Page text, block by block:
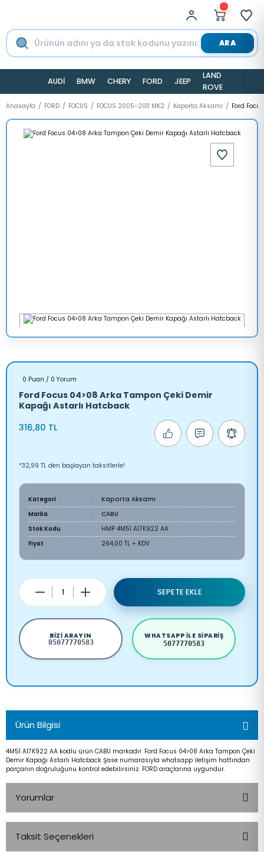
ARA
AUDİ BMW CHERY FORD JEEP
LAND
ROVER
Anasayfa FORD FOCUS FOCUS 2005-2011 MK2 Kaporta Aksamı Ford
0 Puan / 0 Yorum
Ford Focus 04>08 Arka Tampon Çeki Demir
Kapağı Astarlı Hatcback
316,80 TL
*32,99 TL den başlayan taksitlerle!
Kategori
Kaporta Aksamı
Marka
CABU
Stok Kodu
HMP 4M51 A17K922 AA
Fiyat
264,00 TL + KDV
SEPETE EKLE
BIZI ARAYIN
05077770583
WHATSAPP ILE SIPARIŞ
5077770583
Ürün Bilgisi
4M51 A17K922 AA kodlu ürün CABU markadır. Ford Focus 04>08 Arka Tampon Çeki
Demir Kapağı Astarlı Hatcback Şase numarasıyla whatsapp iletişim hattından
parçanın doğruluğunu kontrol edebilirsiniz. FORD araçlarına uygundur.
Yorumlar
Taksit Seçenekleri